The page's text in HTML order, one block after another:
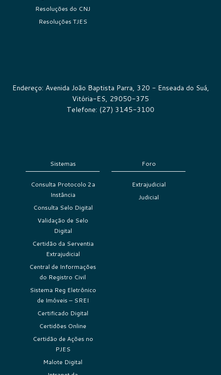
Resoluções do CNJ
Resoluções TJES
Endereço: Avenida João Baptista Parra, 320 - Enseada do Suá,
Vitória-ES, 29050-375
Telefone: (27) 3145-3100
Sistemas
Consulta Protocolo 2a
Instância
Consulta Selo Digital
Validação de Selo
Digital
Certidão da Serventia
Extrajudicial
Central de Informações
do Registro Civil
Sistema Reg Eletrônico
de Imóveis – SREI
Certificado Digital
Certidões Online
Certidão de Ações no
PJES
Malote Digital
Foro
Extrajudicial
Judicial